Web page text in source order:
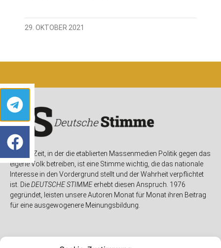
29. OKTOBER 2021
In einer Zeit, in der die etablierten Massenmedien Politik gegen das
eigene Volk betreiben, ist eine Stimme wichtig, die das nationale
Interesse in den Vordergrund stellt und der Wahrheit verpflichtet
ist. DieDEUTSCHE STIMMEerhebt diesen Anspruch. 1976
gegründet, leisten unsere Autoren Monat für Monat ihren Beitrag
für eine ausgewogenere Meinungsbildung.